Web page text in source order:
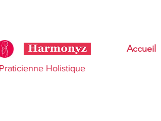
Accueil
Holistique